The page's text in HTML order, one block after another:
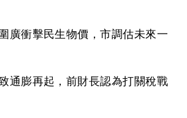
廣衝擊民生物價，市調估未來一
通膨再起，前財長認為打關稅戰